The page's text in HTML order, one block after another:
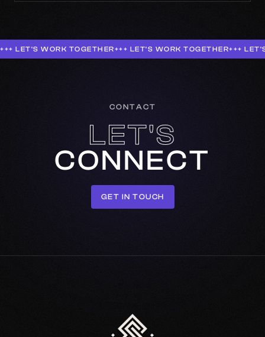
+++ LET'S WORK TOGETHER+++ LET'S WORK TOGETHER+++
CONTACT
LET'S
CONNECT
GET IN TOUCH